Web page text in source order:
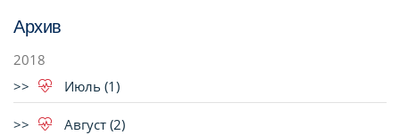
Архив
2018
Июль (1)
Август (2)